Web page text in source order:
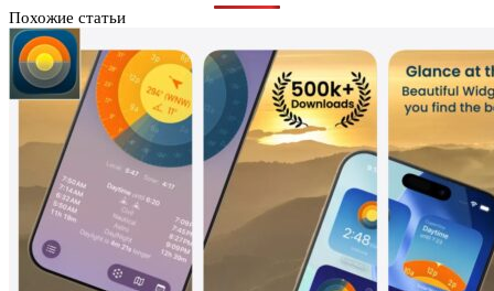
Похожие статьи